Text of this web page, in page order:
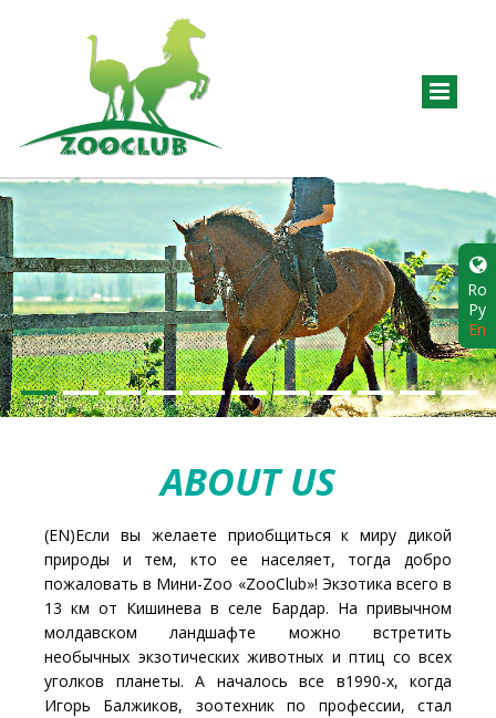
Ro
Ру
En
ABOUT US
(EN)Если вы желаете приобщиться к миру дикой
природы и тем, кто ее населяет, тогда добро
пожаловать в Мини-Zoo «ZooClub»! Экзотика всего в
13 км от Кишинева в селе Бардар. На привычном
молдавском ландшафте можно встретить
необычных экзотических животных и птиц со всех
уголков планеты. А началось все в1990-х, когда
Игорь Балжиков, зоотехник по профессии, стал